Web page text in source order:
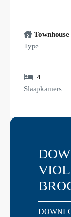
Townhouse
Type
4
Slaapkamers